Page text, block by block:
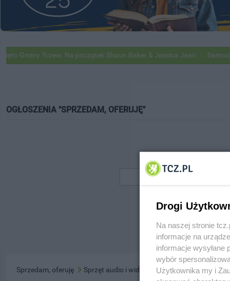
Gminy Tczew. Na początek Shaun Baker & Jessica Jean
OGŁOSZENIA "SPRZEDAM, OFERUJĘ"
Sprzedam, oferuję Sprzęt audio i wideo
Drogi
Na naszej stronie
informacje na
informacje wysyłane
wybór
Użytkownika my i